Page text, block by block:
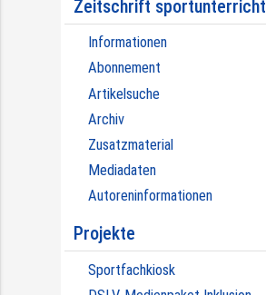
Zeitschrift sportunterricht
Informationen
Abonnement
Artikelsuche
Archiv
Zusatzmaterial
Mediadaten
Autoreninformationen
Projekte
Sportfachkiosk